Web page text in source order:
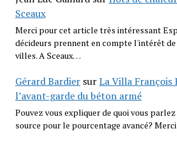
Sceaux
Merci pour cet article très intéressant
décideurs prennent en compte l'intérêt
villes. A Sceaux…
Gérard BardiersurLa Villa François
l’avant-garde du béton armé
Pouvez vous expliquer de quoi vous
source pour le pourcentage avancé? Merci